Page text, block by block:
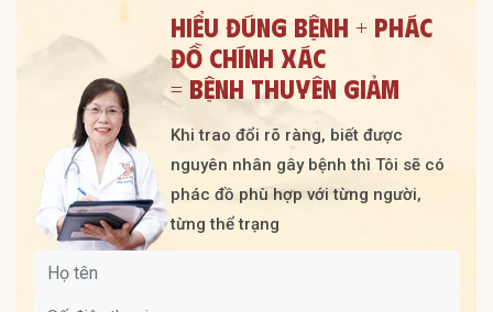
HIỂU ĐÚNG BỆNH + PHÁC
ĐỒ CHÍNH XÁC
= BỆNH THUYÊN GIẢM
Khi trao đổi rõ ràng, biết được
nguyên nhân gây bệnh thì Tôi sẽ có
phác đồ phù hợp với từng người,
từng thể trạng